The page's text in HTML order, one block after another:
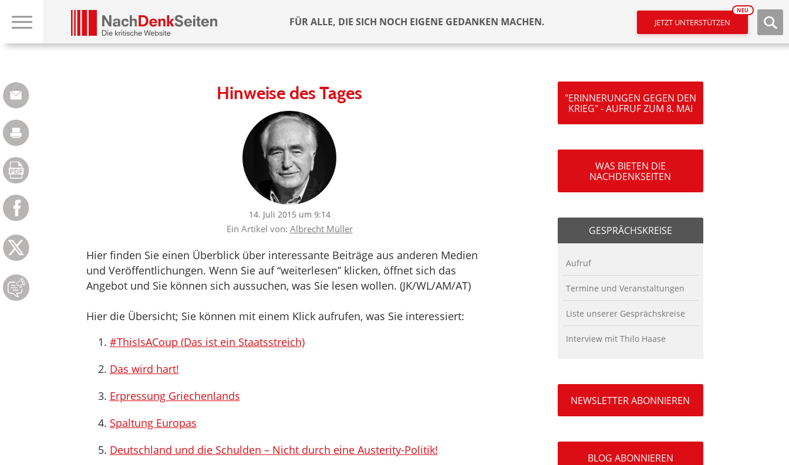
FÜR ALLE, DIE SICH NOCH EIGENE GEDANKEN MACHEN. JETZT UNTERSTÜTZEN
NEU
Hinweise des Tages
14. Juli 2015 um 9:14
Ein Artikel von: Albrecht Müller
Hier finden Sie einen Überblick über interessante Beiträge aus anderen Medien
und Veröffentlichungen. Wenn Sie auf “weiterlesen” klicken, öffnet sich das
Angebot und Sie können sich aussuchen, was Sie lesen wollen. (JK/WL/AM/AT)
Hier die Übersicht; Sie können mit einem Klick aufrufen, was Sie interessiert:
#ThisIsACoup (Das ist ein Staatsstreich)
Das wird hart!
Erpressung Griechenlands
Spaltung Europas
Deutschland und die Schulden – Nicht durch eine Austerity-Politik!
"ERINNERUNGEN GEGEN DEN
KRIEG" - AUFRUF ZUM 8. MAI
WAS BIETEN DIE
NACHDENKSEITEN
GESPRÄCHSKREISE
Aufruf
Termine und Veranstaltungen
Liste unserer Gesprächskreise
Interview mit Thilo Haase
NEWSLETTER ABONNIEREN
BLOG ABONNIEREN